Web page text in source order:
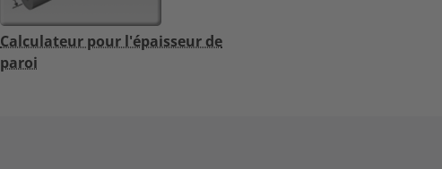
Calculateur pour l'épaisseur de
paroi